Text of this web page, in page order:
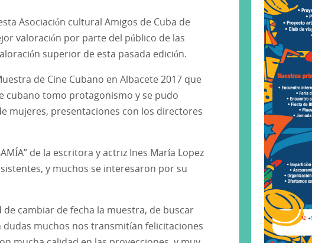
Asociación cultural Amigos de Cuba de
valoración por parte del público de las
superior de esta pasada edición.
de Cine Cubano en Albacete 2017 que
cubano tomo protagonismo y se pudo
mujeres, presentaciones con los directores
de la escritora y actriz Ines María Lopez
y muchos se interesaron por su
cambiar de fecha la muestra, de buscar
muchos nos transmitían felicitaciones